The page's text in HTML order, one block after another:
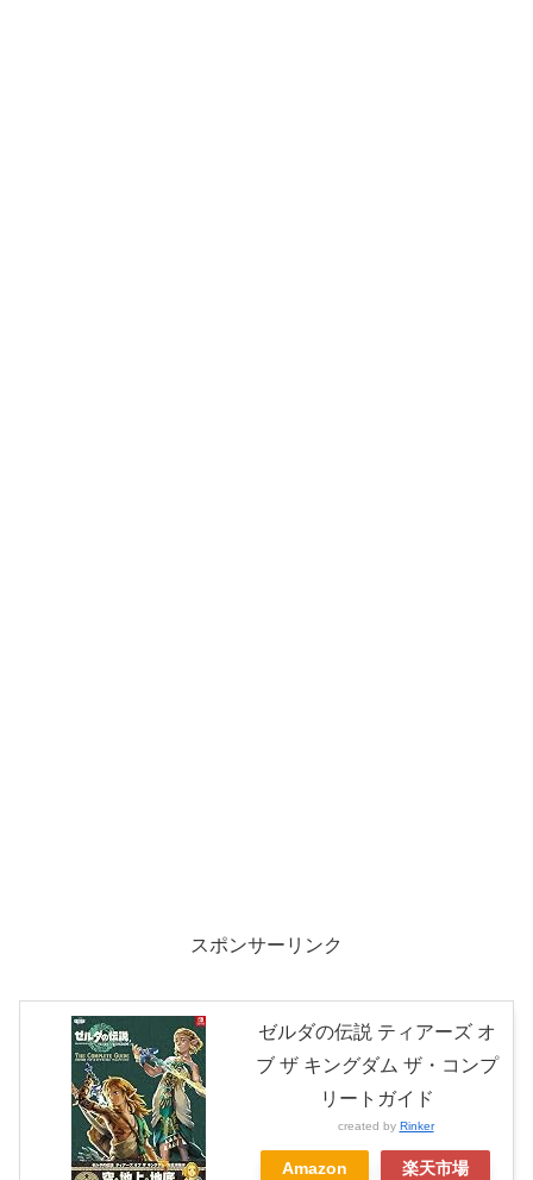
スポンサーリンク
ゼルダの伝説 ティアーズ オ
ブ ザ キングダム ザ・コンプ
リートガイド
created by Rinker
Amazon 楽天市場